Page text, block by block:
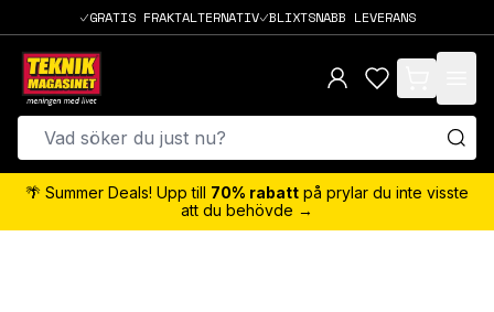
GRATIS FRAKTALTERNATIV BLIXTSNABB LEVERANS
items in cart,
🌴 Summer Deals! Upp till 70% rabatt på prylar du inte visste
att du behövde →